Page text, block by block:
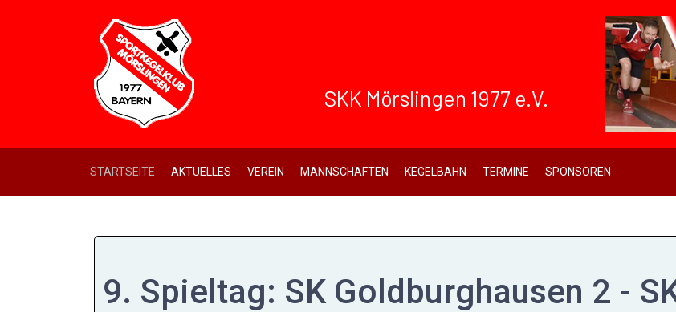
SKK Mörslingen 1977 e.V.
STARTSEITE AKTUELLES VEREIN MANNSCHAFTEN KEGELBAHN TERMINE SPONSOREN
9. Spieltag: SK Goldburghausen 2 -